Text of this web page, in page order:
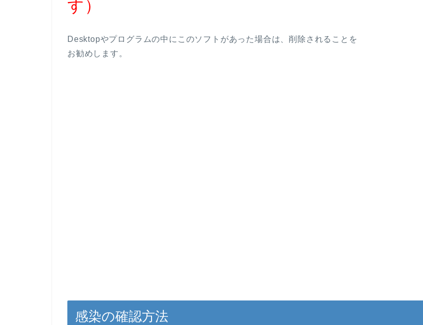
す）
Desktopやプログラムの中にこのソフトがあった場合は、削除されることを
お勧めします。
感染の確認方法